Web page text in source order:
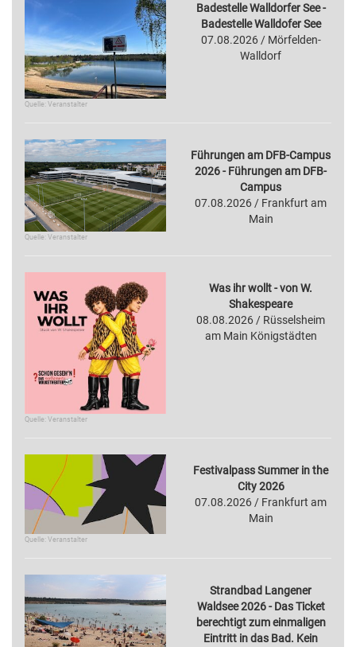
Quelle: Veranstalter
Badestelle Walldorfer See -
Badestelle Walldofer See
07.08.2026 / Mörfelden-
Walldorf
Quelle: Veranstalter
Führungen am DFB-Campus
2026 - Führungen am DFB-
Campus
07.08.2026 / Frankfurt am
Main
Quelle: Veranstalter
Was ihr wollt - von W.
Shakespeare
08.08.2026 / Rüsselsheim
am Main Königstädten
Quelle: Veranstalter
Festivalpass Summer in the
City 2026
07.08.2026 / Frankfurt am
Main
Strandbad Langener
Waldsee 2026 - Das Ticket
berechtigt zum einmaligen
Eintritt in das Bad. Kein